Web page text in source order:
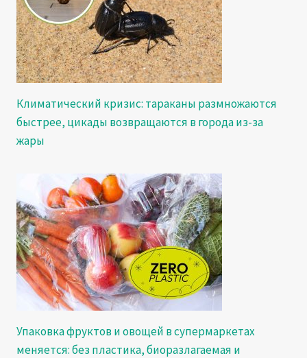
Климатический кризис: тараканы размножаются
быстрее, цикады возвращаются в города из-за
жары
Упаковка фруктов и овощей в супермаркетах
меняется: без пластика, биоразлагаемая и